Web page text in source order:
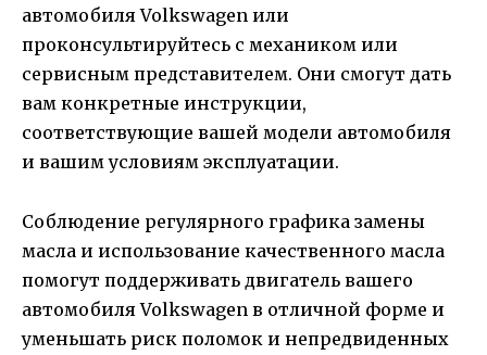
автомобиля Volkswagen или
проконсультируйтесь с механиком или
сервисным представителем. Они смогут дать
вам конкретные инструкции,
соответствующие вашей модели автомобиля
и вашим условиям эксплуатации.
Соблюдение регулярного графика замены
масла и использование качественного масла
помогут поддерживать двигатель вашего
автомобиля Volkswagen в отличной форме и
уменьшать риск поломок и непредвиденных